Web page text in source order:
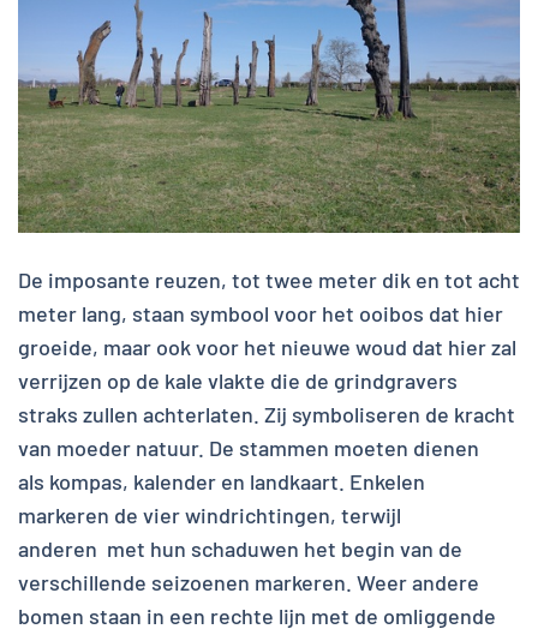
De imposante reuzen, tot twee meter dik en tot acht
meter lang, staan symbool voor het ooibos dat hier
groeide, maar ook voor het nieuwe woud dat hier zal
verrijzen op de kale vlakte die de grindgravers
straks zullen achterlaten. Zij symboliseren de kracht
van moeder natuur. De stammen moeten dienen
als kompas, kalender en landkaart. Enkelen
markeren de vier windrichtingen, terwijl
anderen met hun schaduwen het begin van de
verschillende seizoenen markeren. Weer andere
bomen staan in een rechte lijn met de omliggende